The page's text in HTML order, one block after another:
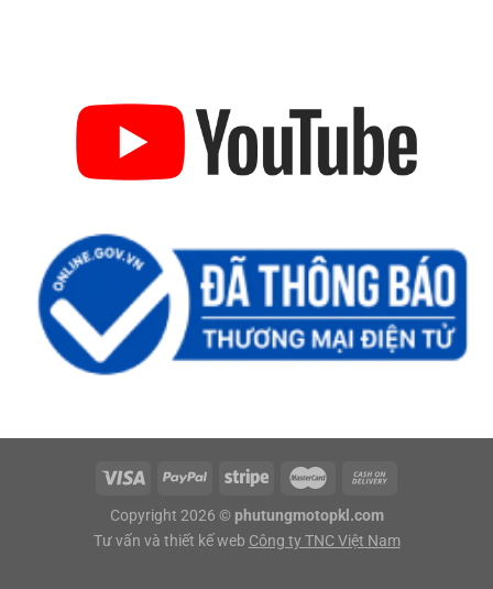
Copyright 2026 © phutungmotopkl.com
Tư vấn và thiết kế web Công ty TNC Việt Nam